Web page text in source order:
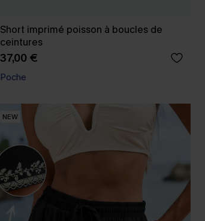
Short imprimé poisson à boucles de
ceintures
37,00 €
Poche
NEW